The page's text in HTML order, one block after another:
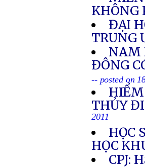
ĐẠI
TRUNG
NAM
ĐÔNG
-- posted on
THỦY
2011
HỌC
HỌC
CPJ: